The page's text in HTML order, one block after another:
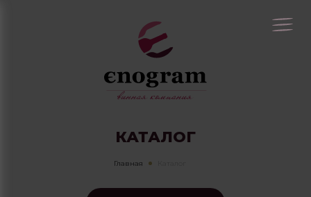
КАТАЛОГ
Главная